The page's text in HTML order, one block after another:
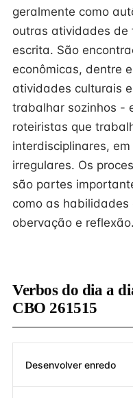
geralmente como
outras atividades de
escrita. São
econômicas, dentre
atividades culturais
trabalhar sozinhos -
roteiristas que
interdisciplinares,
irregulares. Os
são partes
como as
obervação e reflexão.
Verbos do dia a
CBO 261515
Desenvolver enredo